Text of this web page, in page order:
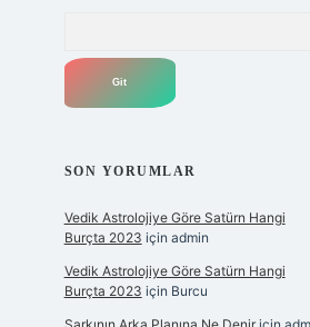
SON YORUMLAR
Vedik Astrolojiye Göre Satürn Hangi
Burçta 2023 için admin
Vedik Astrolojiye Göre Satürn Hangi
Burçta 2023 için Burcu